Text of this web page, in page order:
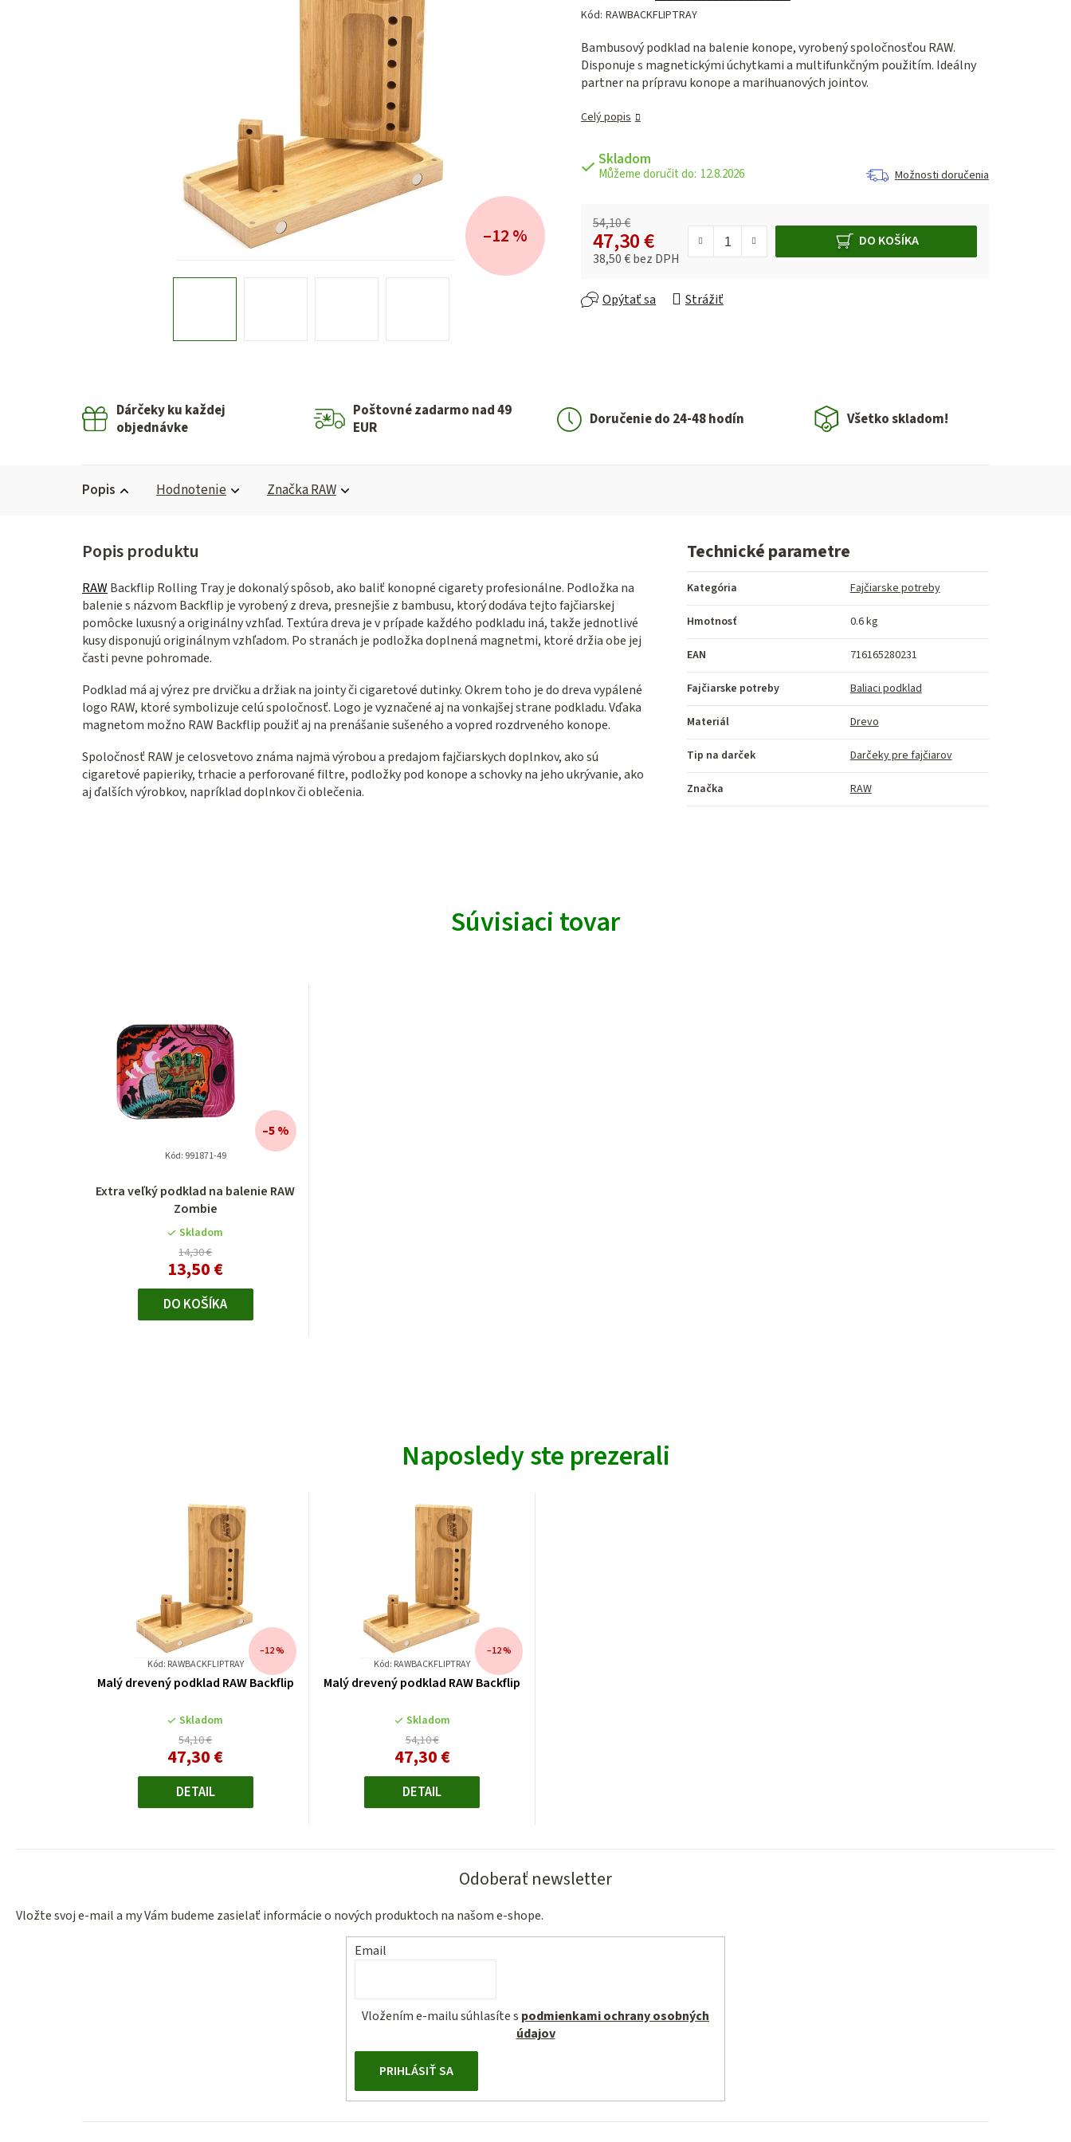
hodnotenie
je
0,0
z 5
Kód: RAWBACKFLIPTRAY
Bambusový podklad na balenie konope, vyrobený spoločnosťou RAW.
Disponuje s magnetickými úchytkami a multifunkčným použitím. Ideálny
partner na prípravu konope a marihuanových jointov.
Celý popis
Skladom
12.8.2026 Možnosti doručenia
54,10 €
47,30 €
38,50 € bez DPH
DO KOŠÍKA
Opýtať sa Strážiť
–12 %
Dárčeky ku každej
objednávke
Poštovné zadarmo nad 49
EUR
Doručenie do 24-48 hodín Všetko skladom!
Popis Hodnotenie ZnačkaRAW
RAWBackflip Rolling Tray je dokonalý spôsob, ako baliť konopné cigarety profesionálne. Podložka na
balenie s názvom Backflip je vyrobený z dreva, presnejšie z bambusu, ktorý dodáva tejto fajčiarskej
pomôcke luxusný a originálny vzhľad. Textúra dreva je v prípade každého podkladu iná, takže jednotlivé
kusy disponujú originálnym vzhľadom. Po stranách je podložka doplnená magnetmi, ktoré držia obe jej
časti pevne pohromade.
Podklad má aj výrez pre drvičku a držiak na jointy či cigaretové dutinky. Okrem toho je do dreva vypálené
logo RAW, ktoré symbolizuje celú spoločnosť. Logo je vyznačené aj na vonkajšej strane podkladu. Vďaka
magnetom možno RAW Backflip použiť aj na prenášanie sušeného a vopred rozdrveného konope.
Spoločnosť RAW je celosvetovo známa najmä výrobou a predajom fajčiarskych doplnkov, ako sú
cigaretové papieriky, trhacie a perforované filtre, podložky pod konope a schovky na jeho ukrývanie, ako
aj ďalších výrobkov, napríklad doplnkov či oblečenia.
Technické parametre
Kategória Fajčiarske potreby
Hmotnosť 0.6 kg
EAN 716165280231
Fajčiarske potreby Baliaci podklad
Materiál Drevo
Tip na darček Darčeky pre fajčiarov
Značka RAW
Súvisiaci tovar
Extra veľký podklad na balenie RAW
Zombie
Skladom
14,30 €
13,50 €
–5 %
DO KOŠÍKA
Kód: 991871-49
Naposledy ste prezerali
Kód: RAWBACKFLIPTRAY
Malý drevený podklad RAW Backflip
Skladom
54,10 €
–12 %
47,30 €
DETAIL
Kód: RAWBACKFLIPTRAY
Malý drevený podklad RAW Backflip
Skladom
54,10 €
–12 %
47,30 €Jednotková
DETAIL
Odoberať newsletter
Vložte svoj e-mail a my Vám budeme zasielať informácie o nových produktoch na našom e-shope.
Email
Vložením e-mailu súhlasíte s podmienkami ochrany osobných
údajov
PRIHLÁSIŤ SA